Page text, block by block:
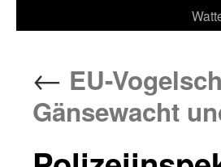
← EU-
Gänsewacht